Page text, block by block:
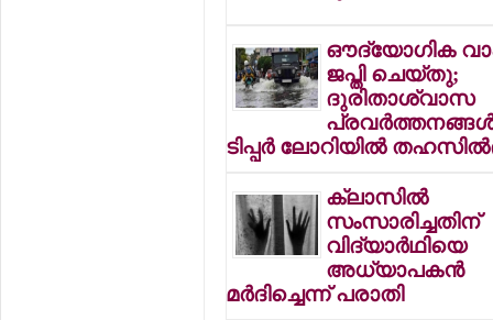
ഔദ്യോഗിക
ജപ്തി ചെയ്തു;
ദുരിതാശ്വാസ
ടിപ്പര്‍ ലോറിയില്‍
ക്ലാസില്‍
സംസാരിച്ചതിന്
വിദ്യാര്‍ഥിയെ
അധ്യാപകന്‍
മര്‍ദിച്ചെന്ന് പരാതി